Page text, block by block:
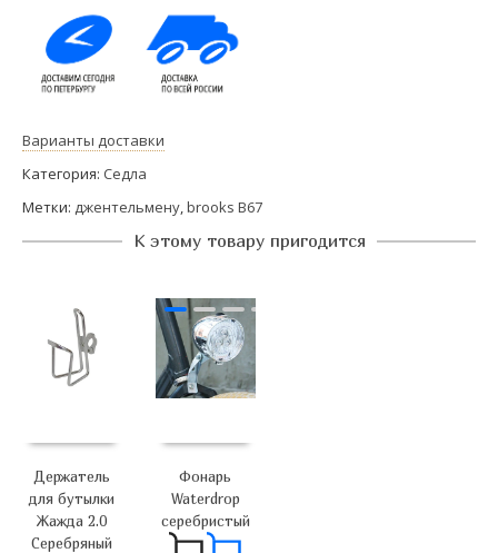
Варианты доставки
Категория: Седла
Метки: джентельмену,brooks B67
К этому товару пригодится
Держатель
для бутылки
Жажда 2.0
Серебряный
Фонарь
Waterdrop
серебристый